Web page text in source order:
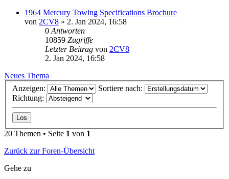
1964 Mercury Towing Specifications Brochure
von 2CV8 » 2. Jan 2024, 16:58
0 Antworten
10859 Zugriffe
Letzter Beitrag von 2CV8
2. Jan 2024, 16:58
Neues Thema
Anzeigen:
Sortiere nach:
Richtung:
20 Themen • Seite 1 von 1
Zurück zur Foren-Übersicht
Gehe zu